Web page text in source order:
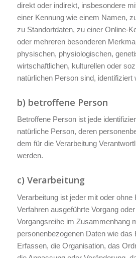
direkt oder indirekt, insbesondere
einer Kennung wie einem Namen,
zu Standortdaten, zu einer Online-
oder mehreren besonderen
physischen, physiologischen,
wirtschaftlichen, kulturellen oder
natürlichen Person sind, identifiziert
b) betroffene Person
Betroffene Person ist jede
natürliche Person, deren
dem für die Verarbeitung
werden.
c) Verarbeitung
Verarbeitung ist jeder mit oder ohne
Verfahren ausgeführte Vorgang
Vorgangsreihe im Zusammenhang
personenbezogenen Daten wie das
Erfassen, die Organisation, das